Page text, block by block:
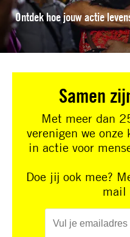
Ontdek hoe jouw actie
Samen
Met meer dan
verenigen we onze
in actie voor
Doe jij ook mee?
mail